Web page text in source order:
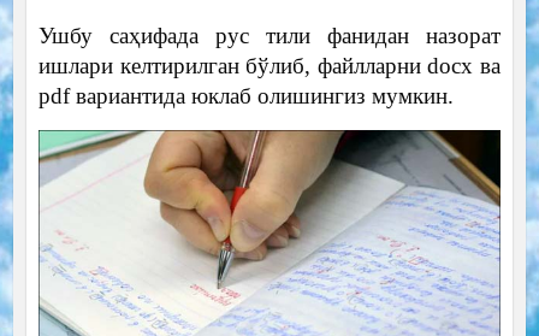
Ушбу саҳифада рус тили фанидан назорат
ишлари келтирилган бўлиб, файлларни docx ва
pdf вариантида юклаб олишингиз мумкин.